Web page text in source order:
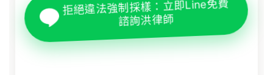
拒絕違法強制採樣：立即Line免費
諮詢洪律師